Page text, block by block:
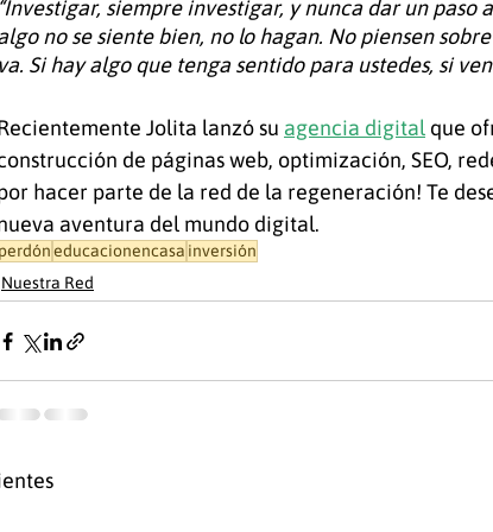
“Investigar, siempre investigar, y nunca dar un paso
no se siente bien, no lo hagan. No piensen
va. Si hay algo que tenga sentido para ustedes, si
Jolita lanzó su agencia digital que
de páginas web, optimización, SEO,
hacer parte de la red de la regeneración! Te
aventura del mundo digital.
perdóneducacionencasa inversión
Nuestra Red